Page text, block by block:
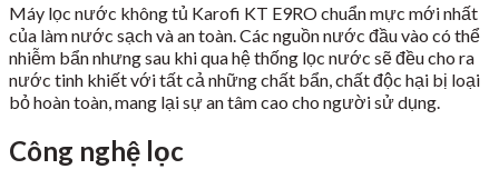
Máy lọc nước không tủ Karofi KT E9RO chuẩn mực mới nhất
của làm nước sạch và an toàn. Các nguồn nước đầu vào có thể
nhiễm bẩn nhưng sau khi qua hệ thống lọc nước sẽ đều cho ra
nước tinh khiết với tất cả những chất bẩn, chất độc hại bị loại
bỏ hoàn toàn, mang lại sự an tâm cao cho người sử dụng.
Công nghệ lọc